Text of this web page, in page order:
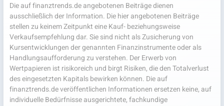
Die auf finanztrends.de angebotenen Beiträge dienen
ausschließlich der Information. Die hier angebotenen Beiträge
stellen zu keinem Zeitpunkt eine Kauf- beziehungsweise
Verkaufsempfehlung dar. Sie sind nicht als Zusicherung von
Kursentwicklungen der genannten Finanzinstrumente oder als
Handlungsaufforderung zu verstehen. Der Erwerb von
Wertpapieren ist risikoreich und birgt Risiken, die den Totalverlust
des eingesetzten Kapitals bewirken können. Die auf
finanztrends.de veröffentlichen Informationen ersetzen keine, auf
individuelle Bedürfnisse ausgerichtete, fachkundige